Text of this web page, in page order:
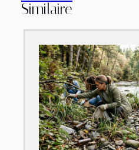
Similaire